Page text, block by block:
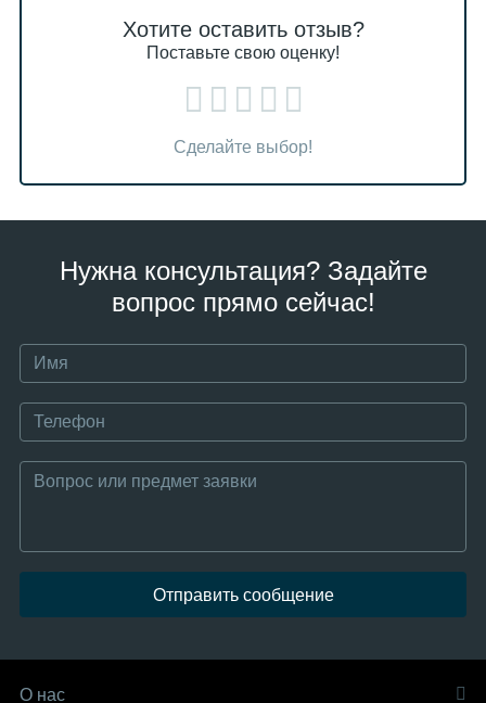
Хотите оставить отзыв?
Поставьте свою оценку!
Сделайте выбор!
Нужна консультация? Задайте
вопрос прямо сейчас!
Отправить сообщение
О нас